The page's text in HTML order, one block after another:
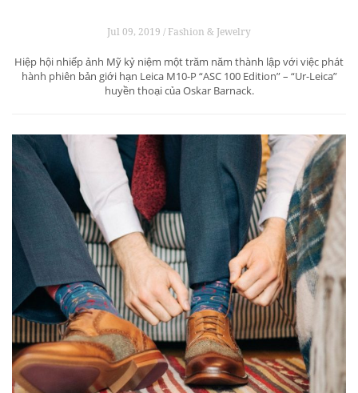
Jul 09, 2019 / Fashion & Jewelry
Hiệp hội nhiếp ảnh Mỹ kỷ niệm một trăm năm thành lập với việc phát
hành phiên bản giới hạn Leica M10-P “ASC 100 Edition” – “Ur-Leica”
huyền thoại của Oskar Barnack.